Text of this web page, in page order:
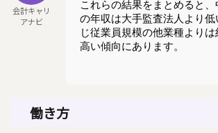
会計キャリ
アナビ
これらの結果をまとめると、
の年収は大手監査法人より低
じ従業員規模の他業種より
高い傾向にあります。
働き方